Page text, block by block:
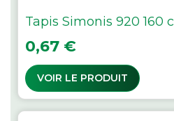
Tapis Simonis 920 160
Prix
0,67 €
VOIR LE PRODUIT